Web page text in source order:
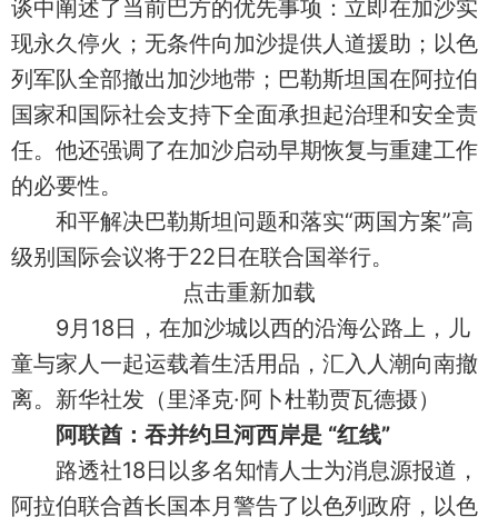
谈中阐述了当前巴方的优先事项：立即在加沙实
现永久停火；无条件向加沙提供人道援助；以色
列军队全部撤出加沙地带；巴勒斯坦国在阿拉伯
国家和国际社会支持下全面承担起治理和安全责
任。他还强调了在加沙启动早期恢复与重建工作
的必要性。
和平解决巴勒斯坦问题和落实“两国方案”高
级别国际会议将于22日在联合国举行。
点击重新加载
9月18日，在加沙城以西的沿海公路上，儿
童与家人一起运载着生活用品，汇入人潮向南撤
离。新华社发（里泽克·阿卜杜勒贾瓦德摄）
阿联酋：吞并约旦河西岸是 “红线”
路透社18日以多名知情人士为消息源报道，
阿拉伯联合酋长国本月警告了以色列政府，以色